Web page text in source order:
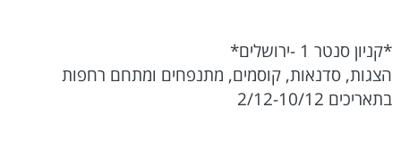
*קניון סנטר 1 -ירושלים*
הצגות, סדנאות, קוסמים, מתנפחים ומתחם רחפות
בתאריכים 2/12-10/12